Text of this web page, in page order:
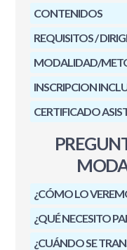
CONTENIDOS
REQUISITOS /
MODALIDAD/
INSCRIPCION
CERTIFICADO
¿CÓMO LO
¿QUÉ NECESITO
¿CUÁNDO SE